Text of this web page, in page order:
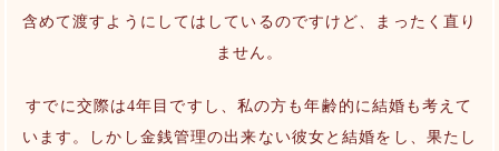
含めて渡すようにしてはしているのですけど、まったく直り
ません。
すでに交際は4年目ですし、私の方も年齢的に結婚も考えて
います。しかし金銭管理の出来ない彼女と結婚をし、果たし